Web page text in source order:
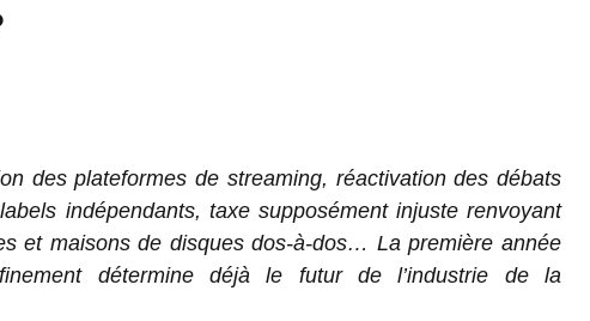
des plateformes de streaming, réactivation des débats
indépendants, taxe supposément injuste renvoyant
et maisons de disques dos-à-dos… La première année
détermine déjà le futur de l’industrie de la